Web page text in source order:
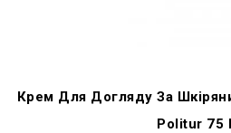
Крем Для Догляду За
Politur 75